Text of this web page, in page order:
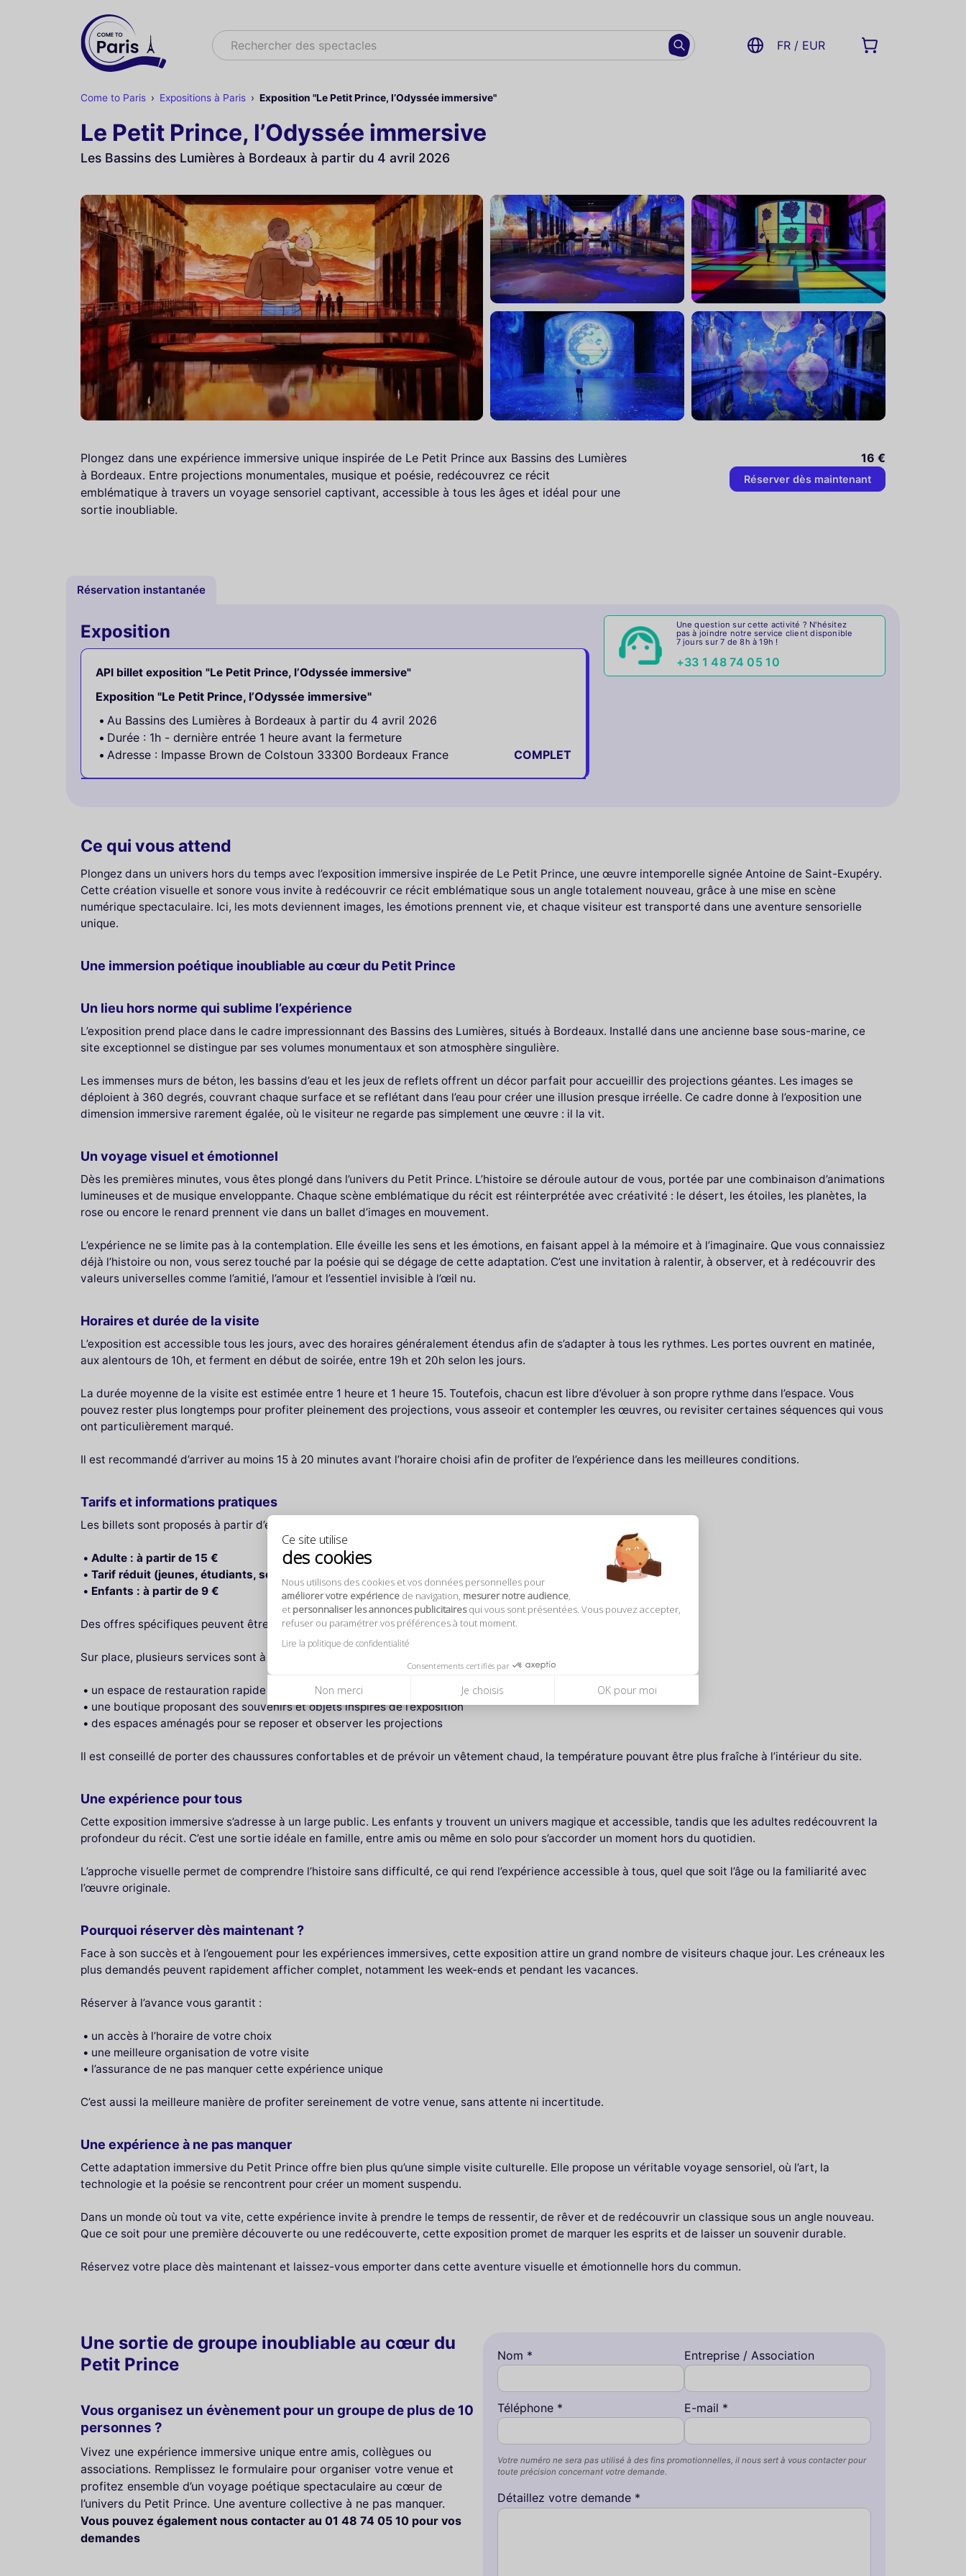
Ce site utilise
des cookies
Nous utilisons des cookies et vos données personnelles pour
améliorer votre expérience de navigation, mesurer notre audience,
et personnaliser les annonces publicitairesqui vous sont présentées. Vous pouvez accepter,
refuser ou paramétrer vos préférences à tout moment.
Lire la politique de confidentialité
Consentements certifiés par
Non merci Je choisis OK pour moi
Rechercher
Rechercher des spe FR / EUR
Come to Paris Expositions à Paris Exposition "Le Petit Prince, l’Odyssée immersive"
Le Petit Prince, l’Odyssée immersive
Les Bassins des Lumières à Bordeaux à partir du 4 avril 2026
Plongez dans une expérience immersive unique inspirée de Le Petit Prince aux Bassins des Lumières
à Bordeaux. Entre projections monumentales, musique et poésie, redécouvrez ce récit
emblématique à travers un voyage sensoriel captivant, accessible à tous les âges et idéal pour une
sortie inoubliable.
16 €
Réserver dès maintenant
Une question sur cette activité ? N'hésitez
pas à joindre notre service client disponible
7 jours sur 7 de 8h à 19h !
+33 1 48 74 05 10
Réservation instantanée
Exposition
API billet exposition "Le Petit Prince, l’Odyssée immersive"
Exposition "Le Petit Prince, l’Odyssée immersive"
Au Bassins des Lumières à Bordeaux à partir du 4 avril 2026
Durée : 1h - dernière entrée 1 heure avant la fermeture
Adresse : Impasse Brown de Colstoun 33300 Bordeaux France
COMPLET
Ce qui vous attend
Plongez dans un univers hors du temps avec l’exposition immersive inspirée de Le Petit Prince, une œuvre intemporelle signée Antoine de Saint-Exupéry.
Cette création visuelle et sonore vous invite à redécouvrir ce récit emblématique sous un angle totalement nouveau, grâce à une mise en scène
numérique spectaculaire. Ici, les mots deviennent images, les émotions prennent vie, et chaque visiteur est transporté dans une aventure sensorielle
unique.
Une immersion poétique inoubliable au cœur du Petit Prince
Un lieu hors norme qui sublime l’expérience
L’exposition prend place dans le cadre impressionnant des Bassins des Lumières, situés à Bordeaux. Installé dans une ancienne base sous-marine, ce
site exceptionnel se distingue par ses volumes monumentaux et son atmosphère singulière.
Les immenses murs de béton, les bassins d’eau et les jeux de reflets offrent un décor parfait pour accueillir des projections géantes. Les images se
déploient à 360 degrés, couvrant chaque surface et se reflétant dans l’eau pour créer une illusion presque irréelle. Ce cadre donne à l’exposition une
dimension immersive rarement égalée, où le visiteur ne regarde pas simplement une œuvre : il la vit.
Un voyage visuel et émotionnel
Dès les premières minutes, vous êtes plongé dans l’univers du Petit Prince. L’histoire se déroule autour de vous, portée par une combinaison d’animations
lumineuses et de musique enveloppante. Chaque scène emblématique du récit est réinterprétée avec créativité : le désert, les étoiles, les planètes, la
rose ou encore le renard prennent vie dans un ballet d’images en mouvement.
L’expérience ne se limite pas à la contemplation. Elle éveille les sens et les émotions, en faisant appel à la mémoire et à l’imaginaire. Que vous connaissiez
déjà l’histoire ou non, vous serez touché par la poésie qui se dégage de cette adaptation. C’est une invitation à ralentir, à observer, et à redécouvrir des
valeurs universelles comme l’amitié, l’amour et l’essentiel invisible à l’œil nu.
Horaires et durée de la visite
L’exposition est accessible tous les jours, avec des horaires généralement étendus afin de s’adapter à tous les rythmes. Les portes ouvrent en matinée,
aux alentours de 10h, et ferment en début de soirée, entre 19h et 20h selon les jours.
La durée moyenne de la visite est estimée entre 1 heure et 1 heure 15. Toutefois, chacun est libre d’évoluer à son propre rythme dans l’espace. Vous
pouvez rester plus longtemps pour profiter pleinement des projections, vous asseoir et contempler les œuvres, ou revisiter certaines séquences qui vous
ont particulièrement marqué.
Il est recommandé d’arriver au moins 15 à 20 minutes avant l’horaire choisi afin de profiter de l’expérience dans les meilleures conditions.
Tarifs et informations pratiques
Les billets sont proposés à partir d’environ :
Adulte : à partir de 15 €
Tarif réduit (jeunes, étudiants, seniors) : à partir de 12 €
Enfants : à partir de 9 €
Des offres spécifiques peuvent être disponibles pour les familles ou les groupes.
Sur place, plusieurs services sont à votre disposition pour améliorer votre visite :
un espace de restauration rapide pour faire une pause
une boutique proposant des souvenirs et objets inspirés de l’exposition
des espaces aménagés pour se reposer et observer les projections
Il est conseillé de porter des chaussures confortables et de prévoir un vêtement chaud, la température pouvant être plus fraîche à l’intérieur du site.
Une expérience pour tous
Cette exposition immersive s’adresse à un large public. Les enfants y trouvent un univers magique et accessible, tandis que les adultes redécouvrent la
profondeur du récit. C’est une sortie idéale en famille, entre amis ou même en solo pour s’accorder un moment hors du quotidien.
L’approche visuelle permet de comprendre l’histoire sans difficulté, ce qui rend l’expérience accessible à tous, quel que soit l’âge ou la familiarité avec
l’œuvre originale.
Pourquoi réserver dès maintenant ?
Face à son succès et à l’engouement pour les expériences immersives, cette exposition attire un grand nombre de visiteurs chaque jour. Les créneaux les
plus demandés peuvent rapidement afficher complet, notamment les week-ends et pendant les vacances.
Réserver à l’avance vous garantit :
un accès à l’horaire de votre choix
une meilleure organisation de votre visite
l’assurance de ne pas manquer cette expérience unique
C’est aussi la meilleure manière de profiter sereinement de votre venue, sans attente ni incertitude.
Une expérience à ne pas manquer
Cette adaptation immersive du Petit Prince offre bien plus qu’une simple visite culturelle. Elle propose un véritable voyage sensoriel, où l’art, la
technologie et la poésie se rencontrent pour créer un moment suspendu.
Dans un monde où tout va vite, cette expérience invite à prendre le temps de ressentir, de rêver et de redécouvrir un classique sous un angle nouveau.
Que ce soit pour une première découverte ou une redécouverte, cette exposition promet de marquer les esprits et de laisser un souvenir durable.
Réservez votre place dès maintenant et laissez-vous emporter dans cette aventure visuelle et émotionnelle hors du commun.
Une sortie de groupe inoubliable au cœur du
Petit Prince
Vous organisez un évènement pour un groupe de plus de 10
personnes ?
Vivez une expérience immersive unique entre amis, collègues ou
associations. Remplissez le formulaire pour organiser votre venue et
profitez ensemble d’un voyage poétique spectaculaire au cœur de
l’univers du Petit Prince. Une aventure collective à ne pas manquer.
Vous pouvez également nous contacter au 01 48 74 05 10 pour vos
demandes
Nom * Entreprise / Association
Téléphone * E-mail *
Votre numéro ne sera pas utilisé à des fins promotionnelles, il nous sert à vous contacter pour
toute précision concernant votre demande.
Détaillez votre demande *